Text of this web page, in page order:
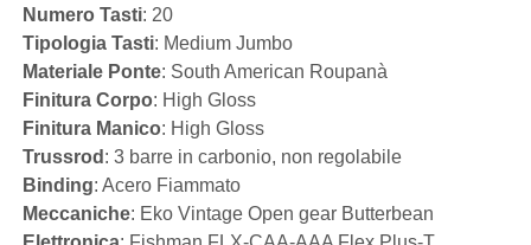
Numero Tasti: 20
Tipologia Tasti: Medium Jumbo
Materiale Ponte: South American Roupanà
Finitura Corpo: High Gloss
Finitura Manico: High Gloss
Trussrod : 3 barre in carbonio, non regolabile
Binding: Acero Fiammato
Meccaniche: Eko Vintage Open gear Butterbean